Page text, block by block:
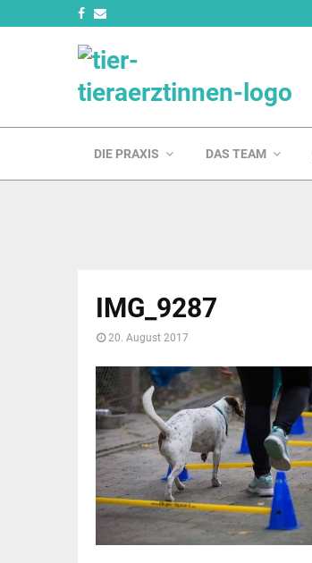
DIE PRAXIS DAS TEAM
IMG_9287
20. August 2017